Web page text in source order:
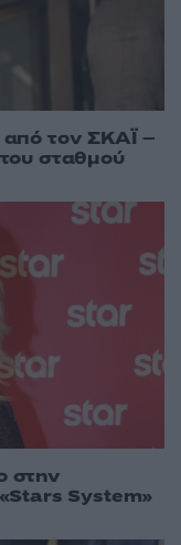
από τον ΣΚΑΪ –
σταθμού
στην
System»